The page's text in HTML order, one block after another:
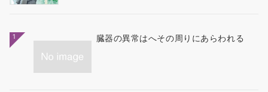
1 臓器の異常はへその周りにあらわれる